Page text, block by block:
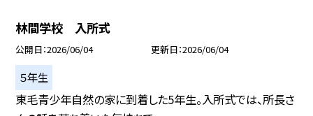
林間学校 入所式
公開日 2026/06/04 更新日 2026/06/04
５年生
東毛青少年自然の家に到着した5年生。入所式では、所長さ